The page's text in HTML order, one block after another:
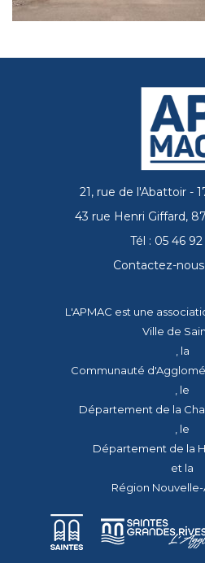
21, rue de l'Abattoir -
43 rue Henri Giffard,
Tél : 05 46 92
Contactez-
L'APMAC est une
Ville de
, la
Communauté
, le
Département de la
, le
Département de la
et la
Région